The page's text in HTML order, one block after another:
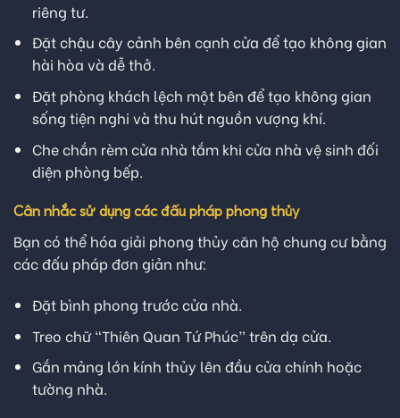
riêng tư.
Đặt chậu cây cảnh bên cạnh cửa để tạo không gian
hài hòa và dễ thở.
Đặt phòng khách lệch một bên để tạo không gian
sống tiện nghi và thu hút nguồn vượng khí.
Che chắn rèm cửa nhà tắm khi cửa nhà vệ sinh đối
diện phòng bếp.
Cân nhắc sử dụng các đấu pháp phong thủy
Bạn có thể hóa giải phong thủy căn hộ chung cư bằng
các đấu pháp đơn giản như:
Đặt bình phong trước cửa nhà.
Treo chữ “Thiên Quan Tứ Phúc” trên dạ cửa.
Gắn mảng lớn kính thủy lên đầu cửa chính hoặc
tường nhà.